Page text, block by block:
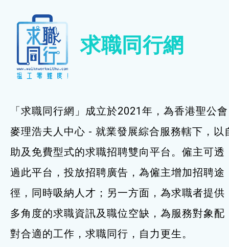
就業及求職
就業及求職
最新資訊 / 招聘會
僱主及企業服務
特別服務項目
最新消息
服務單位及聯絡
求職同行網
「求職同行網」成立於2021年，為香港聖公會
麥理浩夫人中心 - 就業發展綜合服務轄下，以
助及免費型式的求職招聘雙向平台。僱主可透
過此平台，投放招聘廣告，為僱主增加招聘途
徑，同時吸納人才；另一方面，為求職者提供
多角度的求職資訊及職位空缺，為服務對象配
對合適的工作，求職同行，自力更生。